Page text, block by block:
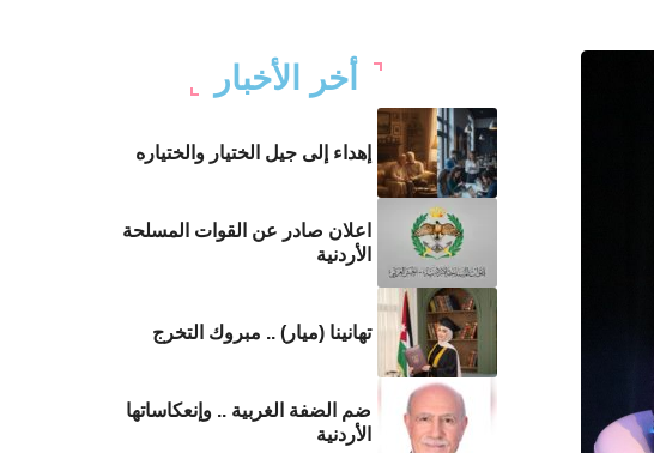
أخر الأخبار
إهداء إلى جيل الختيار والختياره
اعلان صادر عن القوات المسلحة
الأردنية
تهانينا (ميار) .. مبروك التخرج
ضم الضفة الغربية .. وإنعكاساتها
الأردنية